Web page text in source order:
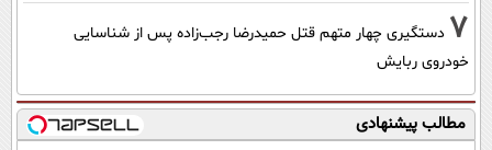
7 دستگیری چهار متهم قتل حمیدرضا رجب‌زاده پس از شناسایی
خودروی ربایش
مطالب پیشنهادی